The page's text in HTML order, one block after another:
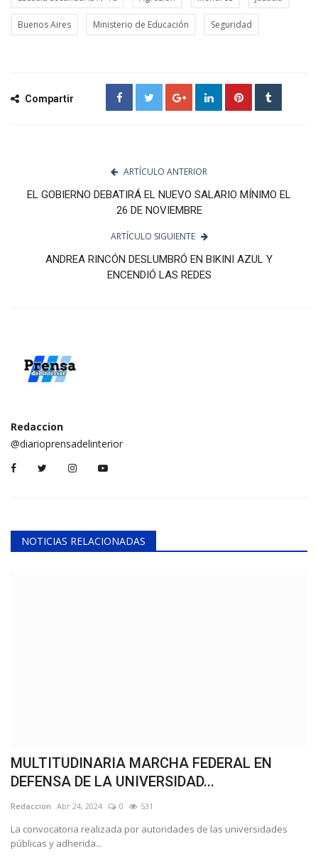
Buenos Aires Ministerio de Educación Seguridad
Compartir
ARTÍCULO ANTERIOR
EL GOBIERNO DEBATIRÁ EL NUEVO SALARIO MÍNIMO EL
26 DE NOVIEMBRE
ARTÍCULO SIGUIENTE
ANDREA RINCÓN DESLUMBRÓ EN BIKINI AZUL Y
ENCENDIÓ LAS REDES
Redaccion
@diarioprensadelinterior
NOTICIAS RELACIONADAS
MULTITUDINARIA MARCHA FEDERAL EN
DEFENSA DE LA UNIVERSIDAD...
Redaccion Abr 24, 2024 0 531
La convocatoria realizada por autoridades de las universidades
públicas y adherida...